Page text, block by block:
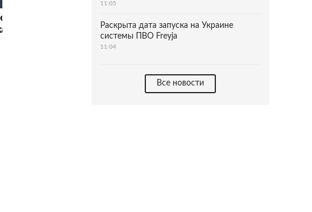
11:05
Раскрыта дата запуска на Украине
системы ПВО Freyja
11:04
Все новости